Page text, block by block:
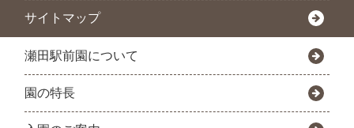
サイトマップ
瀬田駅前園について
園の特長